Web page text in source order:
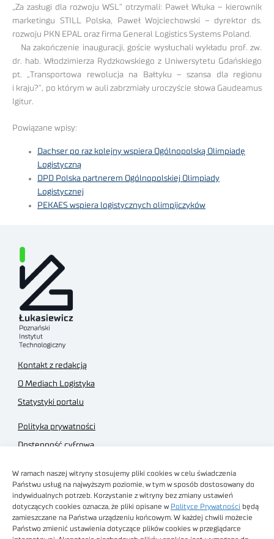
W ramach naszej witryny stosujemy pliki cookies w celu świadczenia
Państwu usług na najwyższym poziomie, w tym w sposób dostosowany do
indywidualnych potrzeb. Korzystanie z witryny bez zmiany ustawień
dotyczących cookies oznacza, że pliki opisane w Polityce Prywatności będą
zamieszczane na Państwa urządzeniu końcowym. W każdej chwili możecie
Państwo zmienić ustawienia dotyczące plików cookies w przeglądarce
„Za zasługi dla rozwoju WSL” otrzymali: Paweł Włuka – kierownik
marketingu STILL Polska, Paweł Wojciechowski – dyrektor ds.
rozwoju PKN EPAL oraz firma General Logistics Systems Poland.
Na zakończenie inauguracji, goście wysłuchali wykładu prof. zw.
dr. hab. Włodzimierza Rydzkowskiego z Uniwersytetu Gdańskiego
pt. „Transportowa rewolucja na Bałtyku – szansa dla regionu
i kraju?”, po którym w auli zabrzmiały uroczyście słowa Gaudeamus
Igitur.
Powiązane wpisy:
Dachser po raz kolejny wspiera Ogólnopolską Olimpiadę
Logistyczną
DPD Polska partnerem Ogólnopolskiej Olimpiady
Logistycznej
PEKAES wspiera logistycznych olimpijczyków
Kontakt z redakcją
O Mediach Logistyka
Statystyki portalu
Polityka prywatności
Dostępność cyfrowa
Regulamin sklepu